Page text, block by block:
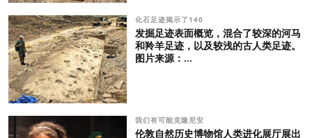
化石足迹揭示了140
发掘足迹表面概览，混合了较深的河马
和羚羊足迹，以及较浅的古人类足迹。
图片来源：...
我们有可能克隆尼安
伦敦自然历史博物馆人类进化展厅展出